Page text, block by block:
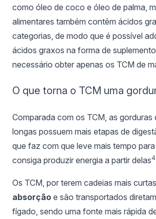
como óleo de coco e óleo de palma,
alimentares também contêm ácidos
categorias, de modo que é possível
ácidos graxos na forma de
necessário obter apenas os TCM de
O que torna o TCM uma
Comparada com os TCM, as gorduras
longas possuem mais etapas de
que faz com que leve mais tempo
consiga produzir energia a partir delas4
Os TCM, por terem cadeias mais
absorção e são transportados
fígado, sendo uma fonte mais rápida